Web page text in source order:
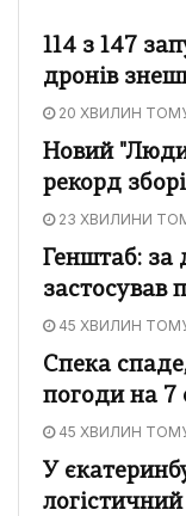
114 з 147
дронів
20 ХВИЛИН
Новий
рекорд
23 ХВИЛИНИ
Генштаб: за
застосував
45 ХВИЛИН
Спека
погоди на 7
45 ХВИЛИН
У